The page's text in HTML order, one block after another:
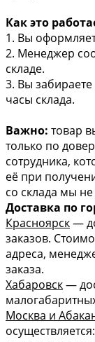
Как это
1. Вы
2. Менеджер
складе.
3. Вы
часы склада.
Важно: товар
только по
сотрудника,
её при
со склада мы
Доставка по
Красноярск—
заказов.
адреса,
заказа.
Хабаровск—
Москва и